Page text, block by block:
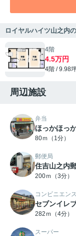
ロイヤルハイツ山之内
4階
4.5万円
4階 / 9.98
周辺施設
弁当
ほっかほっ
80ｍ（1分）
郵便局
住吉山之内
200ｍ（3分）
コンビニエン
セブンイレ
282ｍ（4分）
スーパー